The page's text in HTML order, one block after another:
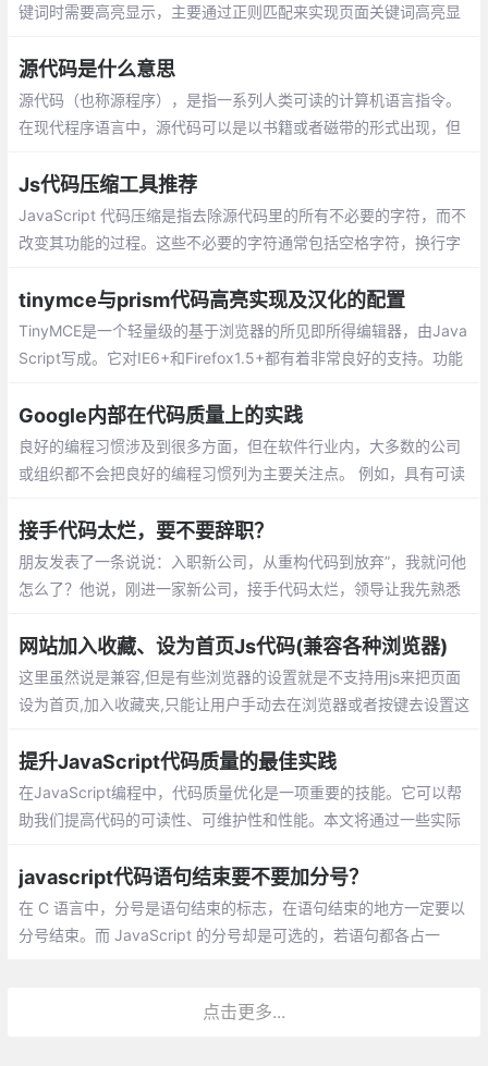
键词时需要高亮显示，主要通过正则匹配来实现页面关键词高亮显
筛选出符合关键字的内容并将关键字高亮
源代码是什么意思
源代码（也称源程序），是指一系列人类可读的计算机语言指令。
在现代程序语言中，源代码可以是以书籍或者磁带的形式出现，但
算机程序。
Js代码压缩工具推荐
JavaScript 代码压缩是指去除源代码里的所有不必要的字符，而不
改变其功能的过程。这些不必要的字符通常包括空格字符，换行字
执行。
tinymce与prism代码高亮实现及汉化的配置
TinyMCE是一个轻量级的基于浏览器的所见即所得编辑器，由Java
Script写成。它对IE6+和Firefox1.5+都有着非常良好的支持。功能
Google内部在代码质量上的实践
良好的编程习惯涉及到很多方面，但在软件行业内，大多数的公司
或组织都不会把良好的编程习惯列为主要关注点。 例如，具有可读
义，前者的意义在于可以让代码更易于理解和修改。
接手代码太烂，要不要辞职？
朋友发表了一条说说：入职新公司，从重构代码到放弃”，我就问他
怎么了？他说，刚进一家新公司，接手代码太烂，领导让我先熟悉
网站加入收藏、设为首页Js代码(兼容各种浏览器)
这里虽然说是兼容,但是有些浏览器的设置就是不支持用js来把页面
设为首页,加入收藏夹,只能让用户手动去在浏览器或者按键去设置这
提升JavaScript代码质量的最佳实践
在JavaScript编程中，代码质量优化是一项重要的技能。它可以帮
助我们提高代码的可读性、可维护性和性能。本文将通过一些实际
代码更加优雅。
javascript代码语句结束要不要加分号？
在 C 语言中，分号是语句结束的标志，在语句结束的地方一定要以
分号结束。而 JavaScript 的分号却是可选的，若语句都各占一
点击更多...